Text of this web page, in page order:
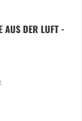
AUS DER LUFT -